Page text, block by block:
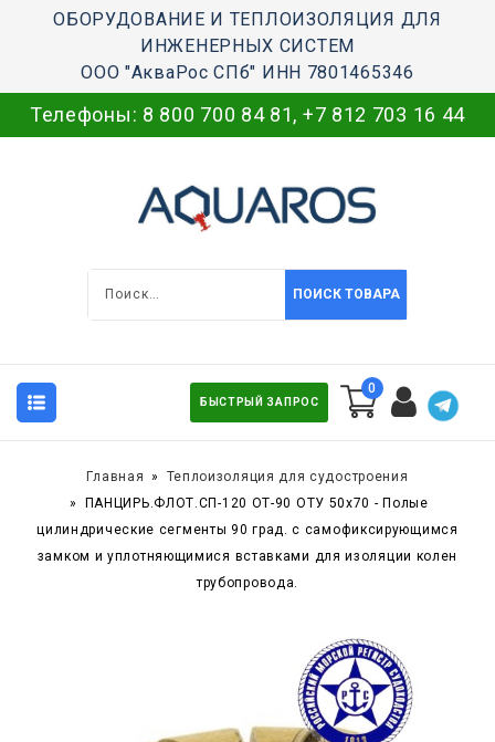
ОБОРУДОВАНИЕ И ТЕПЛОИЗОЛЯЦИЯ ДЛЯ
ИНЖЕНЕРНЫХ СИСТЕМ
ООО "АкваРос СПб" ИНН 7801465346
Телефоны: 8 800 700 84 81, +7 812 703 16 44
ПОИСК ТОВАРА
БЫСТРЫЙ ЗАПРОС
0
Главная
Теплоизоляция для судостроения
ПАНЦИРЬ.ФЛОТ.СП-120 ОТ-90 ОТУ 50x70 - Полые
цилиндрические сегменты 90 град. с самофиксирующимся
замком и уплотняющимися вставками для изоляции колен
трубопровода.